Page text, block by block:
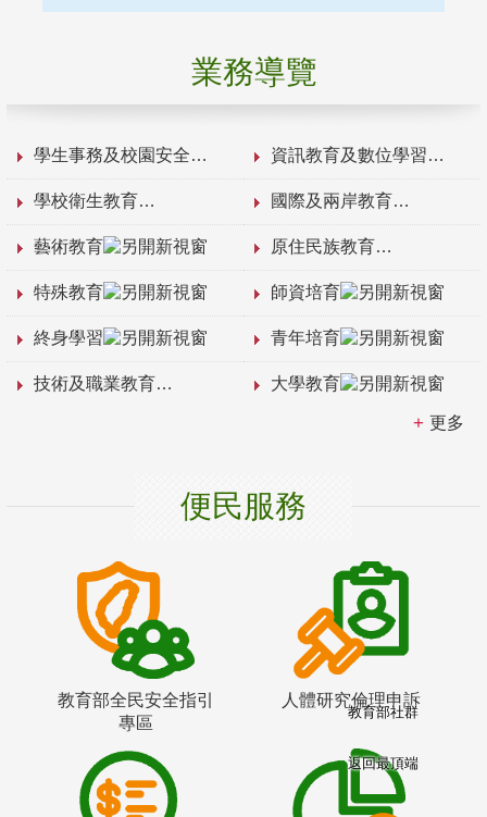
業務導覽
學生事務及校園安全 資訊教育及數位學習
學校衛生教育 國際及兩岸教育
藝術教育 原住民族教育
特殊教育 師資培育
終身學習 青年培育
技術及職業教育 大學教育
更多
便民服務
教育部全民安全指引
專區
人體研究倫理申訴
教育部社群
返回最頂端